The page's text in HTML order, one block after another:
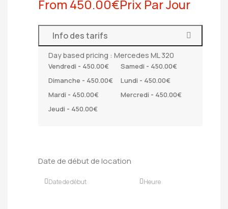
From 450.00€Prix Par Jour
Info des tarifs
Day based pricing : Mercedes ML 320
Vendredi - 450.00€ Samedi - 450.00€
Dimanche - 450.00€ Lundi - 450.00€
Mardi - 450.00€ Mercredi - 450.00€
Jeudi - 450.00€
Date de début de location